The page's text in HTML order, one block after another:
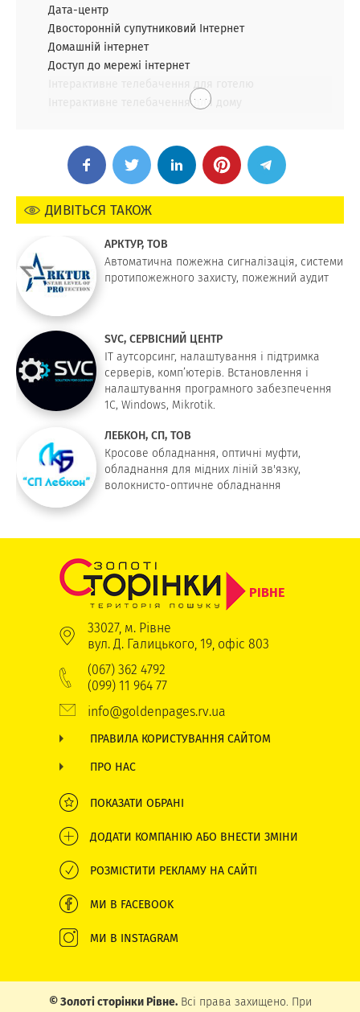
Дата-центр
Двосторонній супутниковий Інтернет
Домашній інтернет
Доступ до мережі інтернет
Інтерактивне телебачення для дому
. . .
ДИВІТЬСЯ ТАКОЖ
АРКТУР, ТОВ
Автоматична пожежна сигналізація, системи
протипожежного захисту, пожежний аудит
SVC, СЕРВІСНИЙ ЦЕНТР
ІТ аутсорсинг, налаштування і підтримка
серверів, комп’ютерів. Встановлення і
налаштування програмного забезпечення
1С, Windows, Mikrotik.
ЛЕБКОН, СП, ТОВ
Кросове обладнання, оптичні муфти,
обладнання для мідних ліній зв'язку,
волокнисто-оптичне обладнання
РІВНЕ
33027, м. Рівне
вул. Д. Галицького, 19, офіс 803
(067) 362 4792
(099) 11 964 77
info@goldenpages.rv.ua
ПРАВИЛА КОРИСТУВАННЯ САЙТОМ
ПРО НАС
ПОКАЗАТИ ОБРАНІ
ДОДАТИ КОМПАНІЮ АБО ВНЕСТИ ЗМІНИ
РОЗМІСТИТИ РЕКЛАМУ НА САЙТІ
МИ В FACEBOOK
МИ В INSTAGRAM
© Золоті сторінки Рівне.Всі права захищено. При